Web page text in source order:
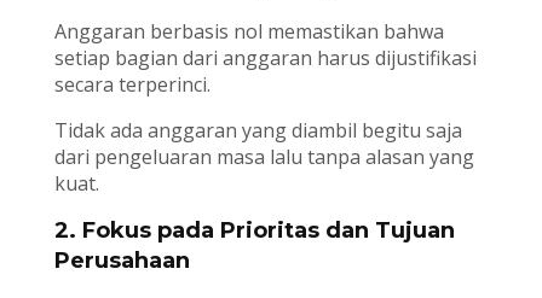
Anggaran berbasis nol memastikan bahwa
setiap bagian dari anggaran harus dijustifikasi
secara terperinci.
Tidak ada anggaran yang diambil begitu saja
dari pengeluaran masa lalu tanpa alasan yang
kuat.
2. Fokus pada Prioritas dan Tujuan
Perusahaan